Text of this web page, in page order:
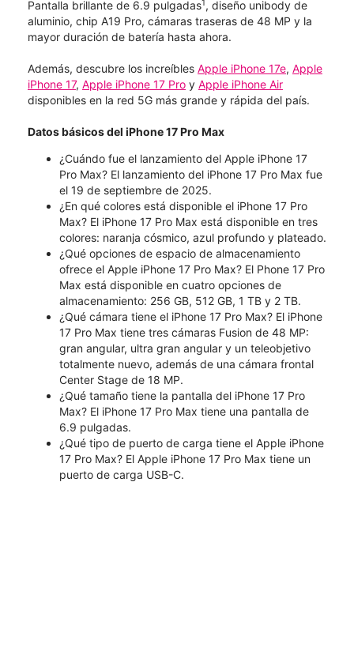
Pantalla brillante de 6.9 pulgadas1, diseño unibody de
aluminio, chip A19 Pro, cámaras traseras de 48 MP y la
mayor duración de batería hasta ahora.
Además, descubre los increíbles Apple iPhone 17e, Apple
iPhone 17, Apple iPhone 17 Pro y Apple iPhone Air
disponibles en la red 5G más grande y rápida del país.
Datos básicos del iPhone 17 Pro Max
¿Cuándo fue el lanzamiento del Apple iPhone 17
Pro Max? El lanzamiento del iPhone 17 Pro Max fue
el 19 de septiembre de 2025.
¿En qué colores está disponible el iPhone 17 Pro
Max? El iPhone 17 Pro Max está disponible en tres
colores: naranja cósmico, azul profundo y plateado.
¿Qué opciones de espacio de almacenamiento
ofrece el Apple iPhone 17 Pro Max? El Phone 17 Pro
Max está disponible en cuatro opciones de
almacenamiento: 256 GB, 512 GB, 1 TB y 2 TB.
¿Qué cámara tiene el iPhone 17 Pro Max? El iPhone
17 Pro Max tiene tres cámaras Fusion de 48 MP:
gran angular, ultra gran angular y un teleobjetivo
totalmente nuevo, además de una cámara frontal
Center Stage de 18 MP.
¿Qué tamaño tiene la pantalla del iPhone 17 Pro
Max? El iPhone 17 Pro Max tiene una pantalla de
6.9 pulgadas.
¿Qué tipo de puerto de carga tiene el Apple iPhone
17 Pro Max? El Apple iPhone 17 Pro Max tiene un
puerto de carga USB-C.